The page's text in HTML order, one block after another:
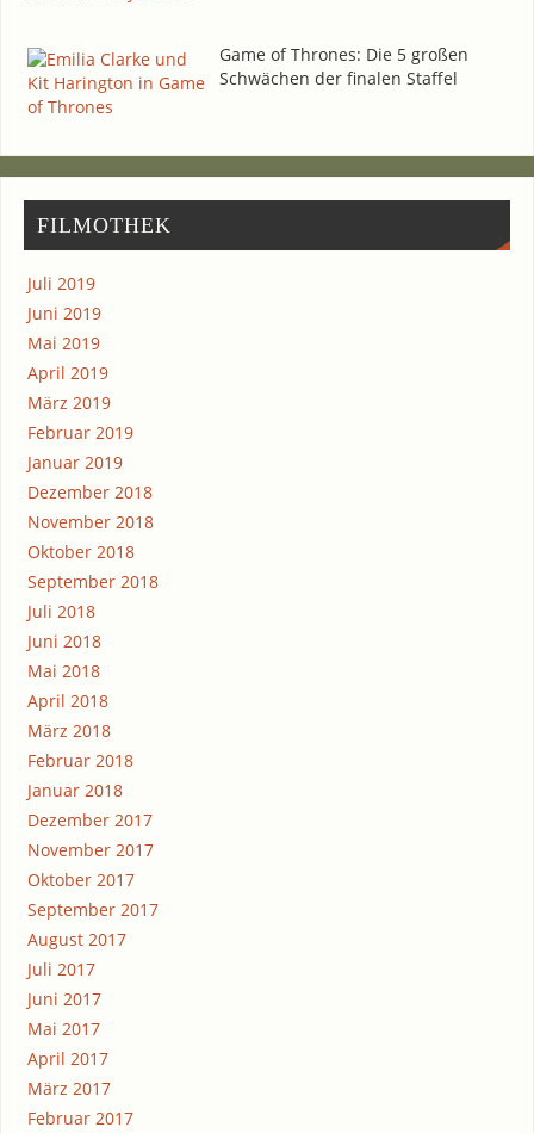
Game of Thro­nes: Die 5 gro­ßen
Schwä­chen der fina­len Staffel
FIL­MO­THEK
Juli 2019
Juni 2019
Mai 2019
April 2019
März 2019
Februar 2019
Januar 2019
Dezember 2018
November 2018
Oktober 2018
September 2018
Juli 2018
Juni 2018
Mai 2018
April 2018
März 2018
Februar 2018
Januar 2018
Dezember 2017
November 2017
Oktober 2017
September 2017
August 2017
Juli 2017
Juni 2017
Mai 2017
April 2017
März 2017
Februar 2017